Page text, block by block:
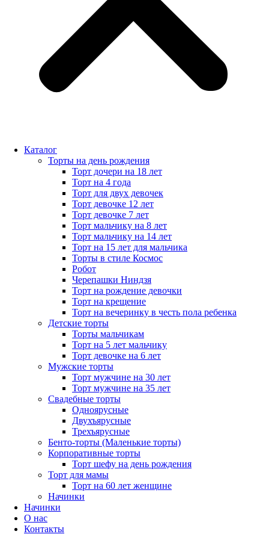
Каталог
Торты на день рождения
Торт дочери на 18 лет
Торт на 4 года
Торт для двух девочек
Торт девочке 12 лет
Торт девочке 7 лет
Торт мальчику на 8 лет
Торт мальчику на 14 лет
Торт на 15 лет для мальчика
Торты в стиле Космос
Робот
Черепашки Ниндзя
Торт на рождение девочки
Торт на крещение
Торт на вечеринку в честь пола ребенка
Детские торты
Торты мальчикам
Торт на 5 лет мальчику
Торт девочке на 6 лет
Мужские торты
Торт мужчине на 30 лет
Торт мужчине на 35 лет
Свадебные торты
Одноярусные
Двухъярусные
Трехъярусные
Бенто-торты (Маленькие торты)
Корпоративные торты
Торт шефу на день рождения
Торт для мамы
Торт на 60 лет женщине
Начинки
Начинки
О нас
Контакты